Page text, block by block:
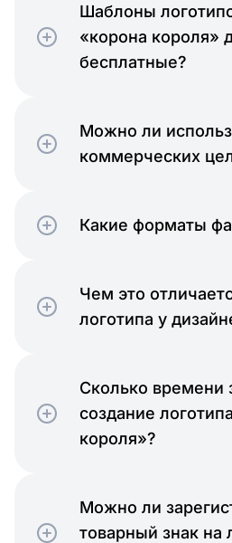
Шаблоны
«корона короля»
бесплатные?
Можно ли
коммерческих
Какие форматы
Чем это
логотипа у
Сколько времени
создание
короля»?
Можно ли
товарный знак на